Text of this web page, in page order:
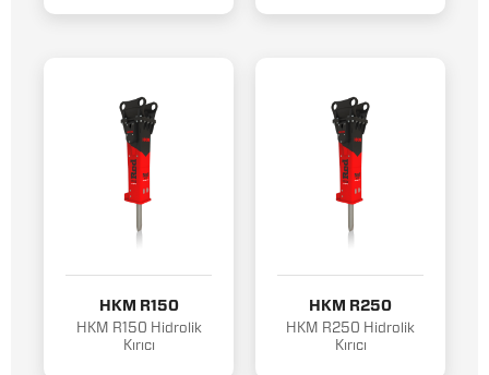
HKM R150
HKM R150 Hidrolik
Kırıcı
HKM R250
HKM R250 Hidrolik
Kırıcı